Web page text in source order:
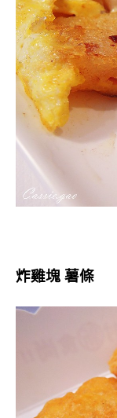
炸雞塊 薯條